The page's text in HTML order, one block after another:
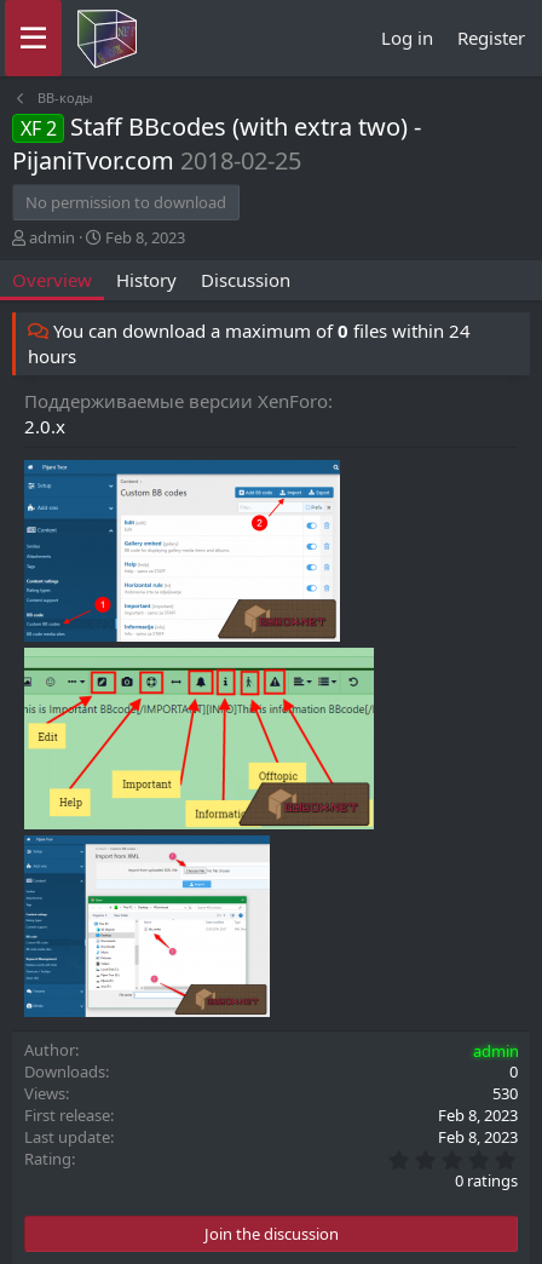
Log in Register
BB-коды
XF 2 Staff BBcodes (with extra two) -
PijaniTvor.com 2018-02-25
No permission to download
A
t
h
o
r
admin
C
t
d
Feb 8, 2023
Overview History Discussion
You can download a maximum of0 files within 24
hours
Поддерживаемые версии XenForo
2.0.x
Author
admin
Downloads
0
Views
530
First release
Feb 8, 2023
Last update
Feb 8, 2023
Rating
.
0
t
0 ratings
Join the discussion